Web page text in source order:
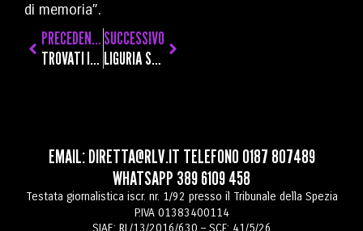
di memoria”.
PRECEDENTE
TROVATI IN POSSESSO DI DUE COLTELLI DA CUCINA, DENUNCIATI A PIEDE LIBERO UN UOMO E UNA DONNA
SUCCESSIVO
LIGURIA SECONDA IN ITALIA PER USO DELL’ITALIANO: IL DIALETTO SEMPRE PIÙ A RISCHIO SCOMPARSA
EMAIL:DIRETTA@RLV.IT TELEFONO 0187 807489
WHATSAPP 389 6109 458
Testata giornalistica iscr. nr. 1/92 presso il Tribunale della Spezia
P.IVA 01383400114